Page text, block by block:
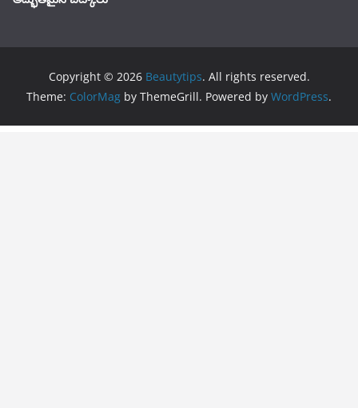
Copyright © 2026 Beautytips. All rights reserved.
Theme: ColorMag by ThemeGrill. Powered by WordPress.